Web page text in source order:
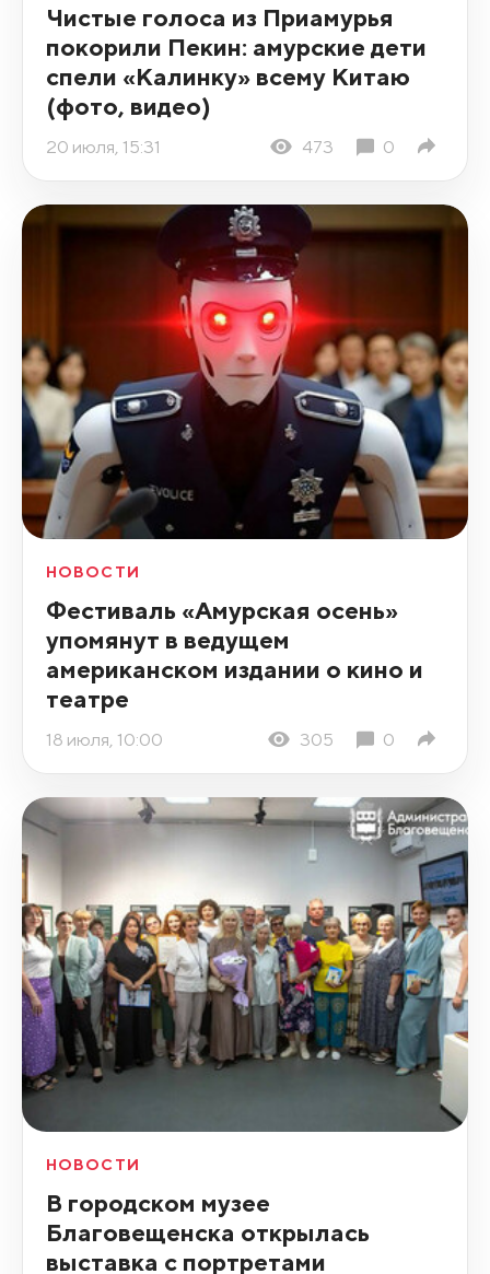
Чистые голоса из Приамурья
покорили Пекин: амурские дети
спели «Калинку» всему Китаю
(фото, видео)
20 июля, 15:31 473 0
НОВОСТИ
Фестиваль «Амурская осень»
упомянут в ведущем
американском издании о кино и
театре
18 июля, 10:00 305 0
НОВОСТИ
В городском музее
Благовещенска открылась
выставка с портретами